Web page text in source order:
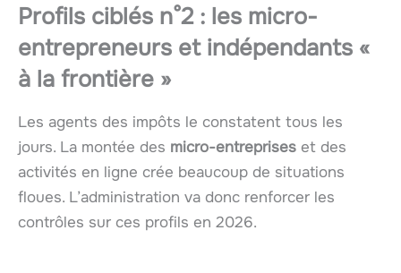
Profils ciblés n°2 : les micro-
entrepreneurs et indépendants «
à la frontière »
Les agents des impôts le constatent tous les
jours. La montée des micro-entreprises et des
activités en ligne crée beaucoup de situations
floues. L’administration va donc renforcer les
contrôles sur ces profils en 2026.